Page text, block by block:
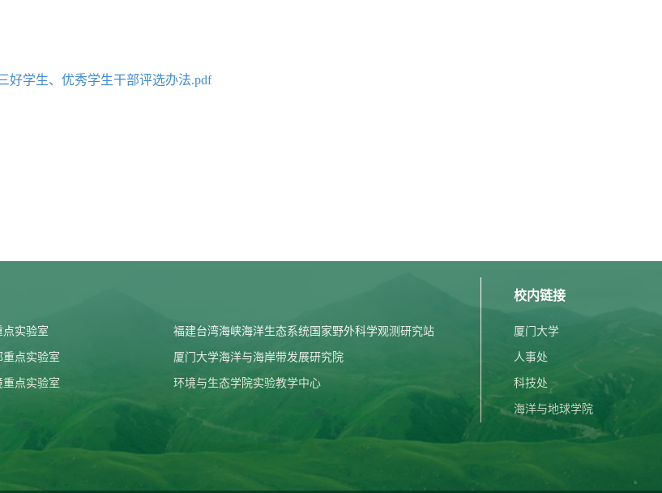
好学生、优秀学生干部评选办法.pdf
实验室
福建台湾海峡海洋生态系统国家野外科学观测研究站
点实验室
厦门大学海洋与海岸带发展研究院
点实验室
环境与生态学院实验教学中心
校内链接
厦门大学
人事处
科技处
海洋与地球学院